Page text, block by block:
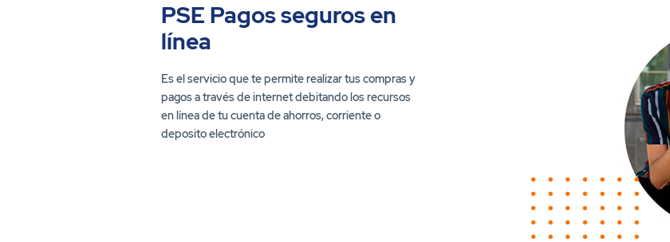
PSE Pagos seguros en
línea
Es el servicio que te permite realizar tus compras y
pagos a través de internet debitando los recursos
en línea de tu cuenta de ahorros, corriente o
deposito electrónico